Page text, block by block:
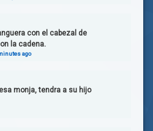
con el cabezal de
la cadena.
ago
monja, tendra a su hijo